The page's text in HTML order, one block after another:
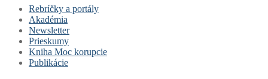
Rebríčky a portály
Akadémia
Newsletter
Prieskumy
Kniha Moc korupcie
Publikácie